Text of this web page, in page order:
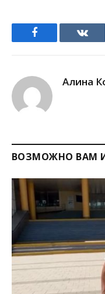
Facebook
Алина
ВОЗМОЖНО ВАМ